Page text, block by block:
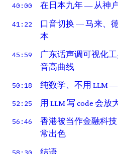
40:00 在日本九年 — 从神
41:22
口音切换 — 马来、
本
45:59
广东话声调可视化
音高曲线
50:18 纯数学、不用 LLM
52:25 用 LLM 写 code 会放
56:46
香港被当作金融科
常出色
结语